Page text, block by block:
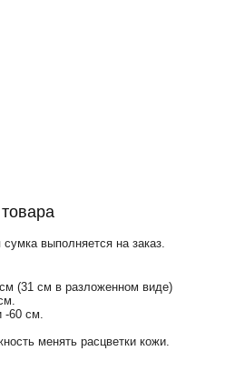
сумка выполняется на заказ.
(31 см в разложенном виде)
-60 см.
менять расцветки кожи.